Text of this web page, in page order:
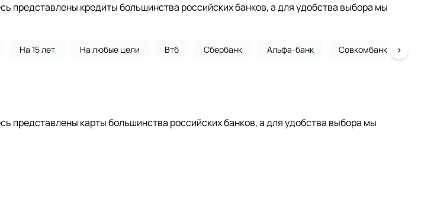
представлены кредиты большинства российских банков, а для удобства выбора мы
На 15 лет На любые цели Втб Сбербанк Альфа-банк Совкомбанк ›
представлены карты большинства российских банков, а для удобства выбора мы